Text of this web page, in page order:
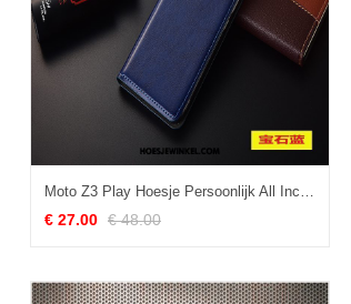
Moto Z3 Play Hoesje Persoonlijk All Inclusive Hoes, Moto Z3 Play Hoesje Bescherming Mobiele Telefoon
€ 27.00 € 48.00